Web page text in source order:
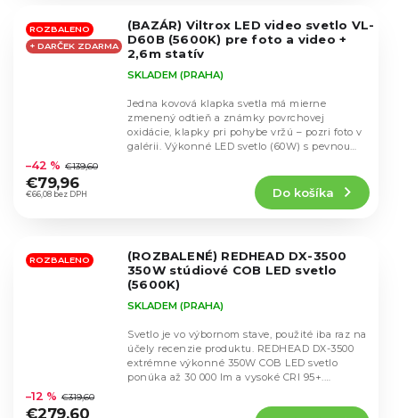
hviezdičiek.
ROZBALENO
+ DARČEK ZDARMA
(BAZÁR) Viltrox LED video svetlo VL-
D60B (5600K) pre foto a video +
2,6m statív
hodnotenie
produktu
je
hviezdičiek.
SKLADEM (PRAHA)
€66,08 bez DPH
–42 % €139,60
€79,96
Do košíka
Jedna kovová klapka svetla má mierne
zmenený odtieň a známky povrchovej
oxidácie, klapky pri pohybe vržú – pozri foto v
galérii. Výkonné LED svetlo (60W) s pevnou
ROZBALENO
(ROZBALENÉ) REDHEAD DX-3500
350W stúdiové COB LED svetlo
(5600K)
hodnotenie
produktu
SKLADEM (PRAHA)
–12 % €319,60
€279,60
Svetlo je vo výbornom stave, použité iba raz na
účely recenzie produktu. REDHEAD DX-3500
extrémne výkonné 350W COB LED svetlo
ponúka až 30 000 lm a vysoké CRI 95+.